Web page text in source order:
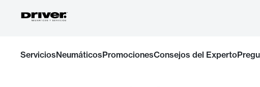
ServiciosNeumáticosPromocionesConsejos del Experto